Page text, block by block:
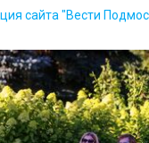
сайта "Вести